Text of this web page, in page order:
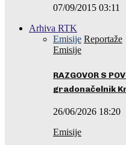
07/09/2015 03:11
Arhiva RTK
Emisije Reportaže
Emisije
RAZGOVOR S
gradonačelnik
26/06/2026 18:20
Emisije